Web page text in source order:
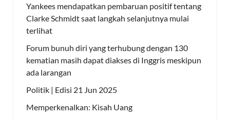
Yankees mendapatkan pembaruan positif tentang
Clarke Schmidt saat langkah selanjutnya mulai
terlihat
Forum bunuh diri yang terhubung dengan 130
kematian masih dapat diakses di Inggris meskipun
ada larangan
Politik | Edisi 21 Jun 2025
Memperkenalkan: Kisah Uang